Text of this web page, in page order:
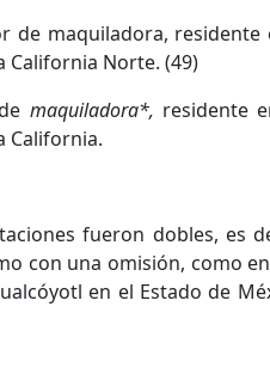
de maquiladora,
California Norte. (49)
maquiladora*, residente
California.
fueron dobles, es
con una omisión, como
en el Estado de